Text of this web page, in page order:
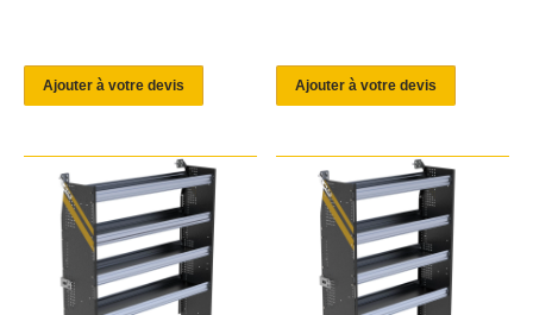
Ajouter à votre devis Ajouter à votre devis